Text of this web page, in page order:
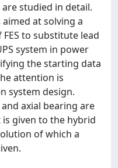
studied in detail.
at solving a
to substitute lead
system in power
the starting data
attention is
system design.
axial bearing are
given to the hybrid
of which a